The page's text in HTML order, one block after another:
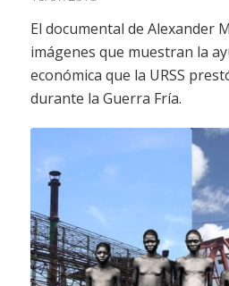
El documental de Alexander
imágenes que muestran la
económica que la URSS
durante la Guerra Fría.